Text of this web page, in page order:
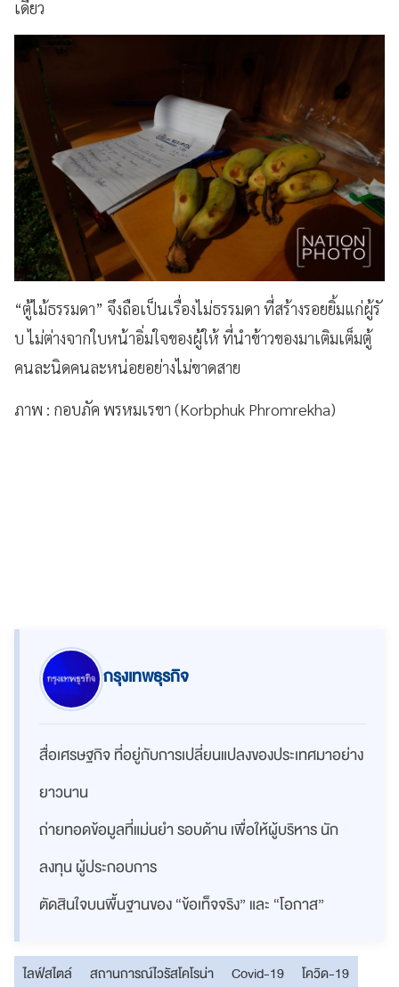
เดียว
“ตู้ไม้ธรรมดา” จึงถือเป็นเรื่องไม่ธรรมดา ที่สร้างรอยยิ้มแก่ผู้รั​
บ ไม่ต่างจากใบหน้าอิ่มใจของผู้ให้ ที่นำข้าวของมาเติมเต็มตู้
คนละนิดคนละหน่อยอย่างไม่ขาดสาย
ภาพ : กอบภัค พรหมเรขา (Korbphuk Phromrekha)
กรุงเทพธุรกิจ
สื่อเศรษฐกิจ ที่อยู่กับการเปลี่ยนแปลงของประเทศมาอย่าง
ยาวนาน
ถ่ายทอดข้อมูลที่แม่นยำ รอบด้าน เพื่อให้ผู้บริหาร นัก
ลงทุน ผู้ประกอบการ
ตัดสินใจบนพื้นฐานของ “ข้อเท็จจริง” และ “โอกาส”
ไลฟ์สไตล์ สถานการณ์ไวรัสโคโรน่า Covid-19
โควิด-19